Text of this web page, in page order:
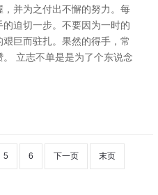
并为之付出不懈的努力。每
迫切一步。不要因为一时的
巨而驻扎。果然的得手，常
立志不单是是为了个东说念
5 6 下一页 末页